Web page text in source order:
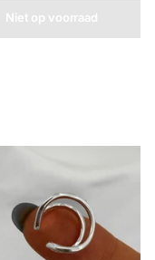
Niet op voorraad